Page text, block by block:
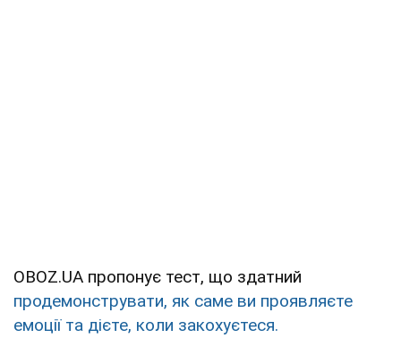
OBOZ.UA пропонує тест, що здатний
продемонструвати, як саме ви проявляєте
емоції та дієте, коли закохуєтеся.